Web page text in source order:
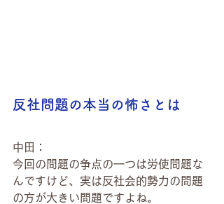
反社問題の本当の怖さとは
中田：
今回の問題の争点の一つは労使問題な
んですけど、実は反社会的勢力の問題
の方が大きい問題ですよね。